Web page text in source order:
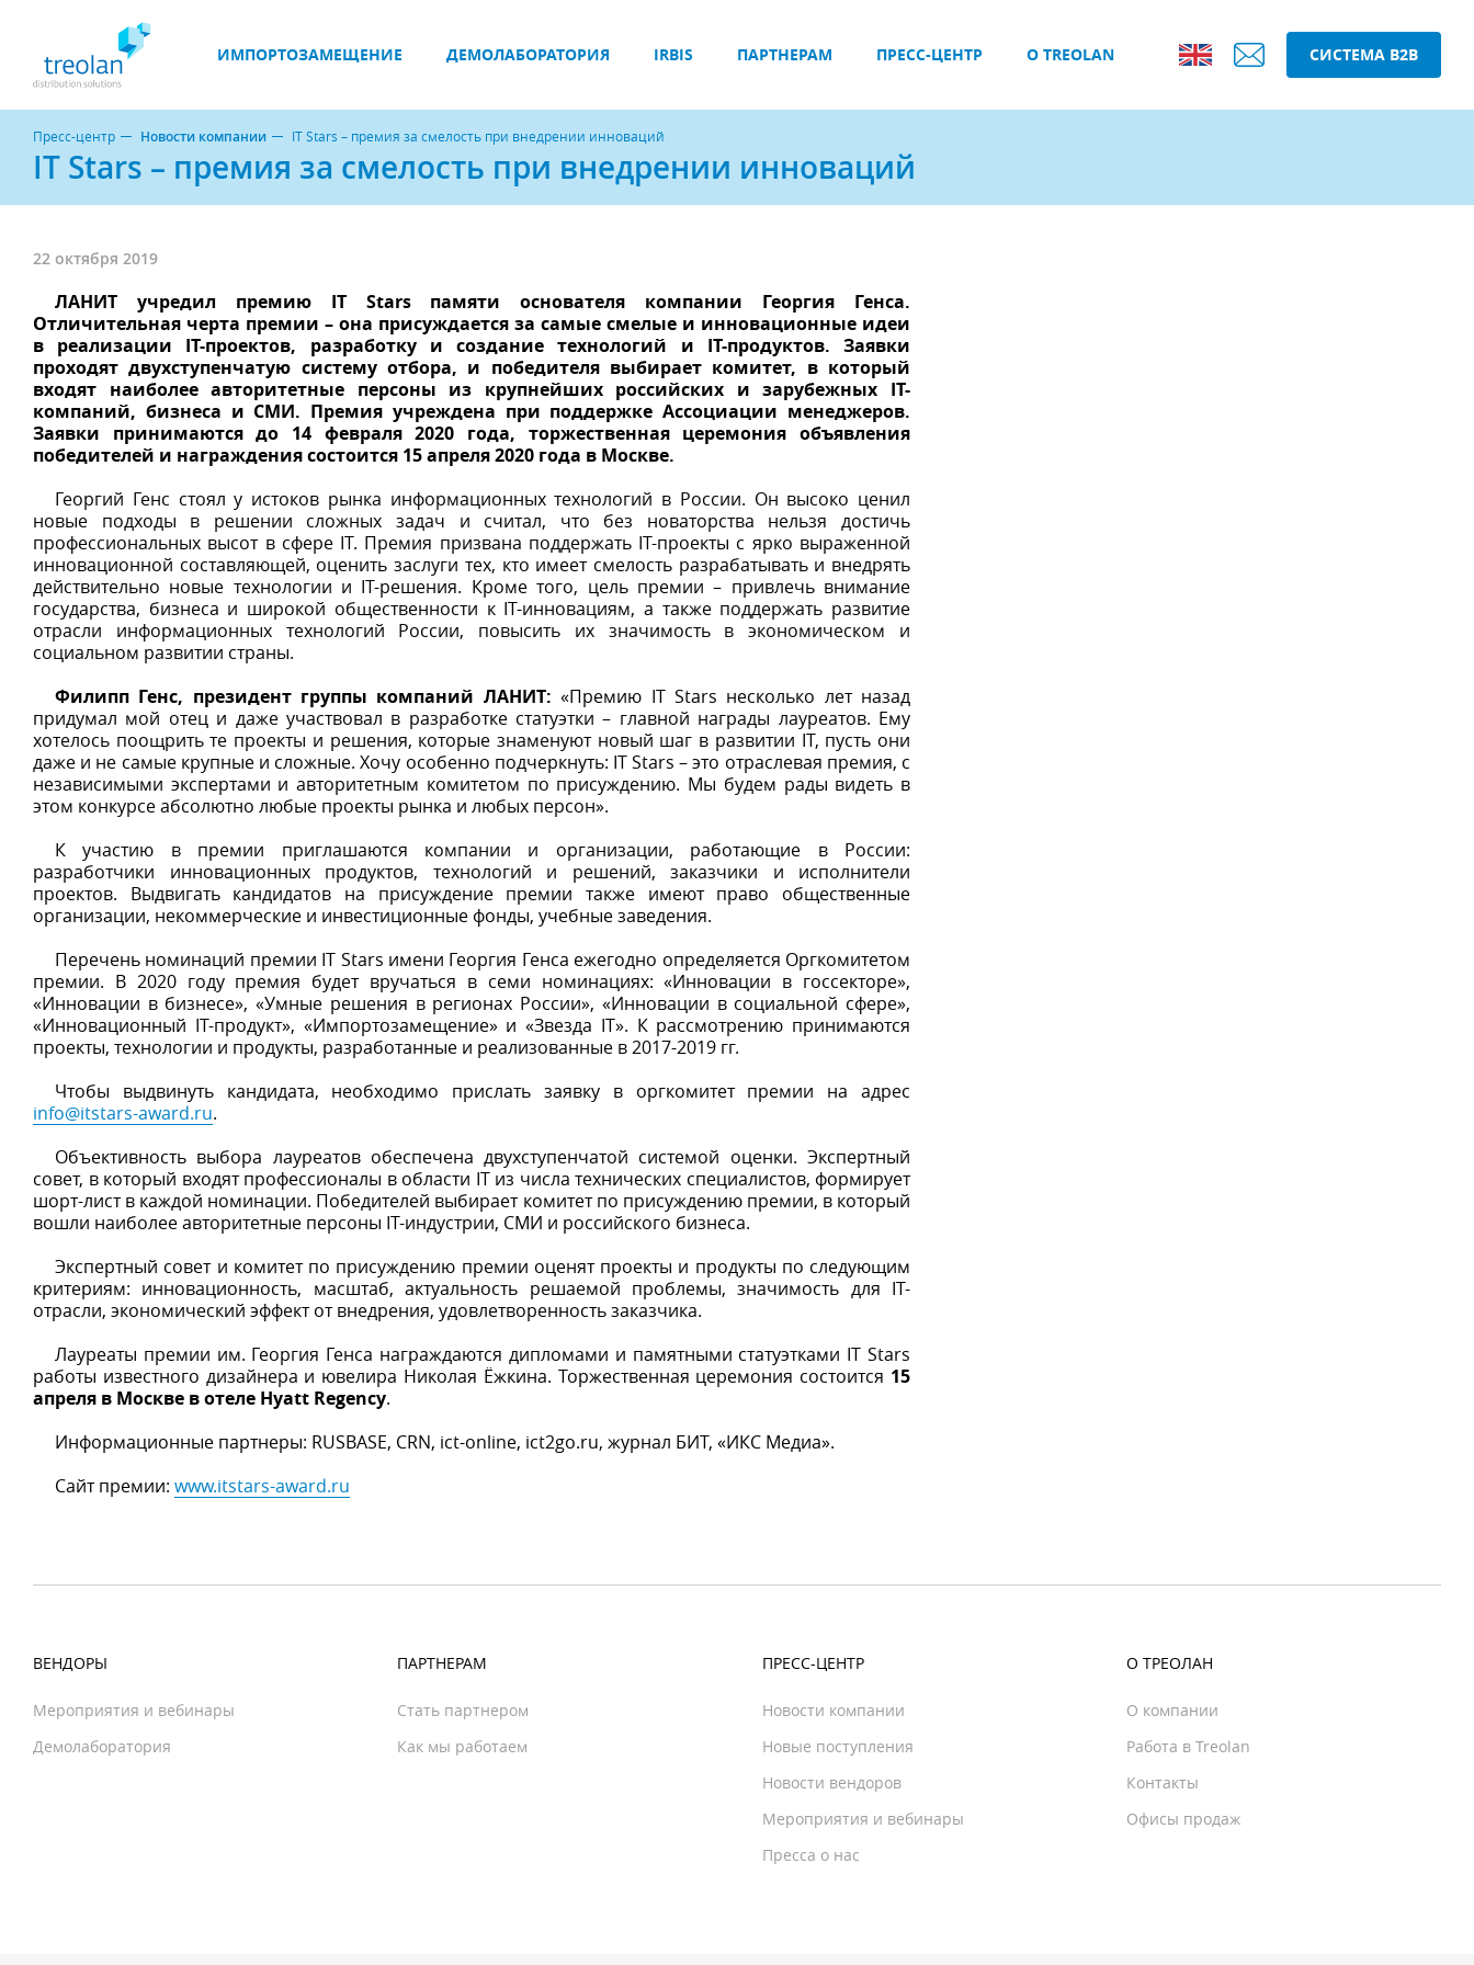
ИМПОРТОЗАМЕЩЕНИЕ ДЕМОЛАБОРАТОРИЯ IRBIS ПАРТНЕРАМ ПРЕСС-ЦЕНТР О TREOLAN СИСТЕМА B2B
Пресс-центр Новости компании IT Stars – премия за смелость при внедрении инноваций
IT Stars – премия за смелость при внедрении инноваций
22 октября 2019
ЛАНИТ учредил премию IT Stars памяти основателя компании Георгия Генса.
Отличительная черта премии – она присуждается за самые смелые и инновационные идеи
в реализации IT-проектов, разработку и создание технологий и IT-продуктов. Заявки
проходят двухступенчатую систему отбора, и победителя выбирает комитет, в который
входят наиболее авторитетные персоны из крупнейших российских и зарубежных IT-
компаний, бизнеса и СМИ. Премия учреждена при поддержке Ассоциации менеджеров.
Заявки принимаются до 14 февраля 2020 года, торжественная церемония объявления
победителей и награждения состоится 15 апреля 2020 года в Москве.
Георгий Генс стоял у истоков рынка информационных технологий в России. Он высоко ценил
новые подходы в решении сложных задач и считал, что без новаторства нельзя достичь
профессиональных высот в сфере IT. Премия призвана поддержать IT-проекты с ярко выраженной
инновационной составляющей, оценить заслуги тех, кто имеет смелость разрабатывать и внедрять
действительно новые технологии и IТ-решения. Кроме того, цель премии – привлечь внимание
государства, бизнеса и широкой общественности к IT-инновациям, а также поддержать развитие
отрасли информационных технологий России, повысить их значимость в экономическом и
социальном развитии страны.
Филипп Генс, президент группы компаний ЛАНИТ:«Премию IT Stars несколько лет назад
придумал мой отец и даже участвовал в разработке статуэтки – главной награды лауреатов. Ему
хотелось поощрить те проекты и решения, которые знаменуют новый шаг в развитии IT, пусть они
даже и не самые крупные и сложные. Хочу особенно подчеркнуть: IT Stars – это отраслевая премия, с
независимыми экспертами и авторитетным комитетом по присуждению. Мы будем рады видеть в
этом конкурсе абсолютно любые проекты рынка и любых персон».
К участию в премии приглашаются компании и организации, работающие в России:
разработчики инновационных продуктов, технологий и решений, заказчики и исполнители
проектов. Выдвигать кандидатов на присуждение премии также имеют право общественные
организации, некоммерческие и инвестиционные фонды, учебные заведения.
Перечень номинаций премии IT Stars имени Георгия Генса ежегодно определяется Оргкомитетом
премии. В 2020 году премия будет вручаться в семи номинациях: «Инновации в госсекторе»,
«Инновации в бизнесе», «Умные решения в регионах России», «Инновации в социальной сфере»,
«Инновационный IT-продукт», «Импортозамещение» и «Звезда IT». К рассмотрению принимаются
проекты, технологии и продукты, разработанные и реализованные в 2017-2019 гг.
Чтобы выдвинуть кандидата, необходимо прислать заявку в оргкомитет премии на адрес
info@itstars-award.ru.
Объективность выбора лауреатов обеспечена двухступенчатой системой оценки. Экспертный
совет, в который входят профессионалы в области IT из числа технических специалистов, формирует
шорт-лист в каждой номинации. Победителей выбирает комитет по присуждению премии, в который
вошли наиболее авторитетные персоны IT-индустрии, СМИ и российского бизнеса.
Экспертный совет и комитет по присуждению премии оценят проекты и продукты по следующим
критериям: инновационность, масштаб, актуальность решаемой проблемы, значимость для IT-
отрасли, экономический эффект от внедрения, удовлетворенность заказчика.
Лауреаты премии им. Георгия Генса награждаются дипломами и памятными статуэтками IT Stars
работы известного дизайнера и ювелира Николая Ёжкина. Торжественная церемония состоится 15
апреля в Москве в отеле Hyatt Regency.
Информационные партнеры: RUSBASE, CRN, ict-online, ict2go.ru, журнал БИТ, «ИКС Медиа».
Сайт премии: www.itstars-award.ru
ВЕНДОРЫ
Мероприятия и вебинары
Демолаборатория
ПАРТНЕРАМ
Стать партнером
Как мы работаем
ПРЕСС-ЦЕНТР
Новости компании
Новые поступления
Новости вендоров
Мероприятия и вебинары
Пресса о нас
О ТРЕОЛАН
О компании
Работа в Treolan
Контакты
Офисы продаж